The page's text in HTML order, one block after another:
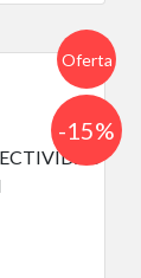
Oferta
-15%